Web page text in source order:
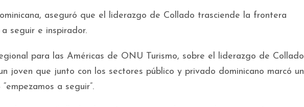
aseguró que el liderazgo de Collado trasciende la frontera
seguir e inspirador.
para las Américas de ONU Turismo, sobre el liderazgo de Collado
joven que junto con los sectores público y privado dominicano marcó un
a seguir”.